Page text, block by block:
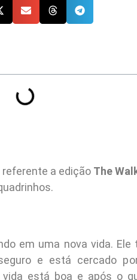
a edição The
em uma nova vida.
e está cercado
está boa e após o